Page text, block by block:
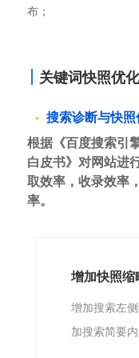
布；
关键词快照优
搜索诊断与快
根据《百度搜索引
白皮书》对网站进
取效率，收录效率
率。
增加快照缩
增加搜索左
加搜索简要